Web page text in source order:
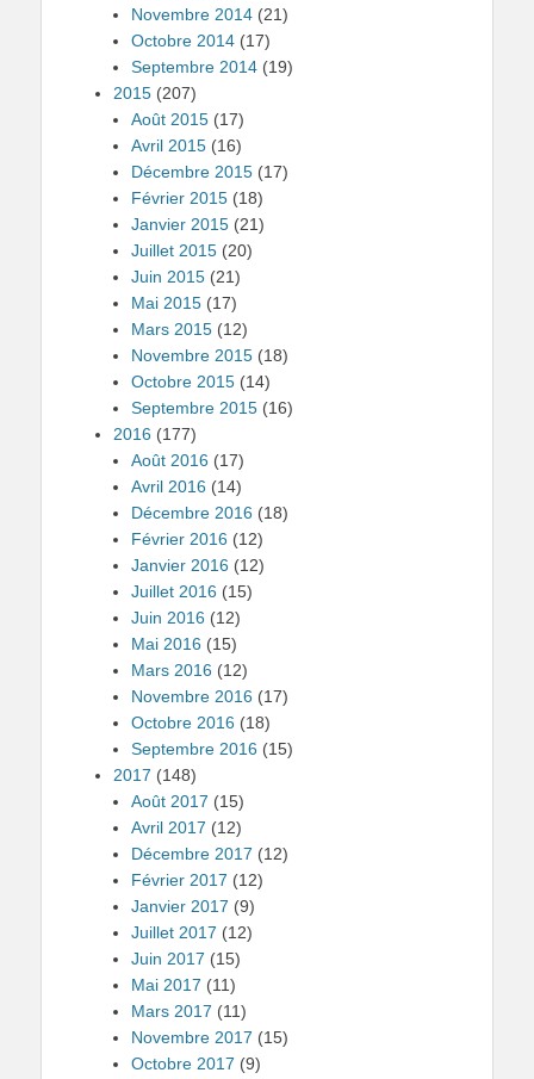
Novembre 2014 (21)
Octobre 2014 (17)
Septembre 2014 (19)
2015 (207)
Août 2015 (17)
Avril 2015 (16)
Décembre 2015 (17)
Février 2015 (18)
Janvier 2015 (21)
Juillet 2015 (20)
Juin 2015 (21)
Mai 2015 (17)
Mars 2015 (12)
Novembre 2015 (18)
Octobre 2015 (14)
Septembre 2015 (16)
2016 (177)
Août 2016 (17)
Avril 2016 (14)
Décembre 2016 (18)
Février 2016 (12)
Janvier 2016 (12)
Juillet 2016 (15)
Juin 2016 (12)
Mai 2016 (15)
Mars 2016 (12)
Novembre 2016 (17)
Octobre 2016 (18)
Septembre 2016 (15)
2017 (148)
Août 2017 (15)
Avril 2017 (12)
Décembre 2017 (12)
Février 2017 (12)
Janvier 2017 (9)
Juillet 2017 (12)
Juin 2017 (15)
Mai 2017 (11)
Mars 2017 (11)
Novembre 2017 (15)
Octobre 2017 (9)